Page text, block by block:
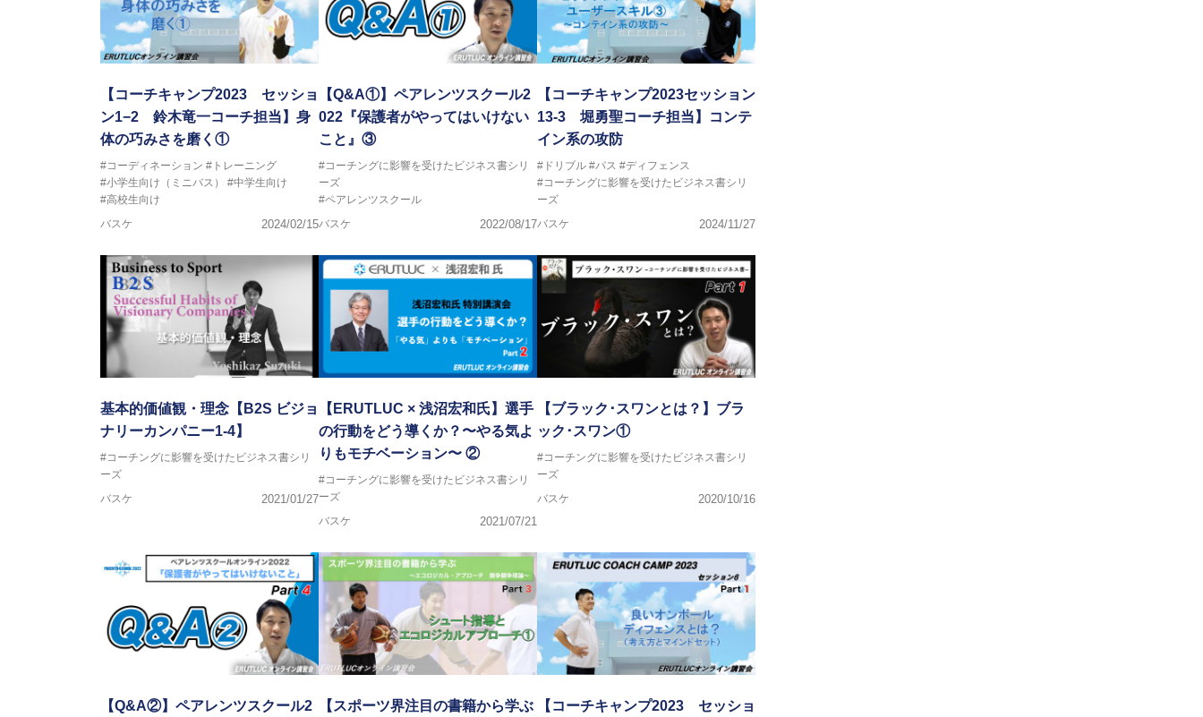
2018年U12ナショナルキャンプヘッドコーチ
2018年U13ナショナルキャンプヘッドコーチ
2018年～2021年男子日本代表サポートコーチ
【コーチキャンプ2023 セッショ
ン1−2 鈴木竜一コーチ担当】身
体の巧みさを磨く①
#コーディネーション #トレーニング
#小学生向け（ミニバス）
#中学生向け
#高校生向け
バスケ
2024/02/15
【Q&A①】ペアレンツスクール2
022『保護者がやってはいけない
こと』③
#コーチングに影響を受けたビジネス書シリ
ーズ
#ペアレンツスクール
バスケ
2022/08/17
【コーチキャンプ2023セッション
13-3 堀勇聖コーチ担当】コンテ
イン系の攻防
#ドリブル #パス #ディフェンス
#コーチングに影響を受けたビジネス書シリ
ーズ
バスケ
2024/11/27
基本的価値観・理念【B2S ビジョ
ナリーカンパニー1-4】
#コーチングに影響を受けたビジネス書シリ
ーズ
バスケ
2021/01/27
【ERUTLUC × 浅沼宏和氏】選手
の行動をどう導くか？〜やる気よ
りもモチベーション〜 ②
#コーチングに影響を受けたビジネス書シリ
ーズ
バスケ
2021/07/21
【ブラック･スワンとは？】ブラ
ック･スワン①
#コーチングに影響を受けたビジネス書シリ
ーズ
バスケ
2020/10/16
【Q&A②】ペアレンツスクール2 【スポーツ界注目の書籍から学ぶ 【コーチキャンプ2023 セッショ